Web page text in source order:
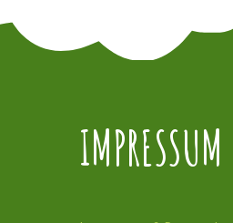
IMPRESSUM